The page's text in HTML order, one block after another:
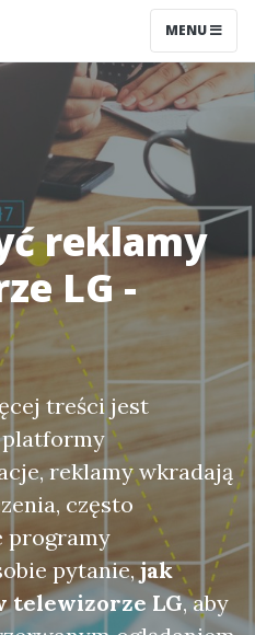
MENU
reklamy
LG -
treści jest
platformy
reklamy wkradają
często
programy
pytanie,jak
telewizorze LG, aby